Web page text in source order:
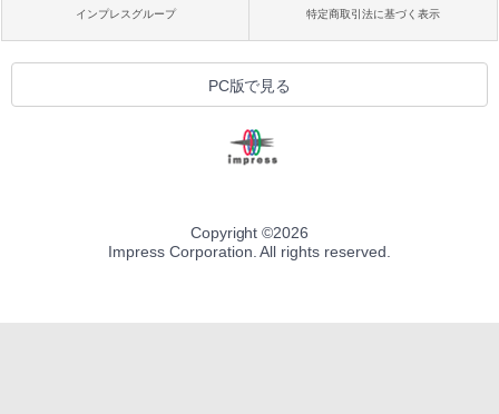
インプレスグループ 特定商取引法に基づく表示
PC版で見る
Copyright ©2026
Impress Corporation. All rights reserved.